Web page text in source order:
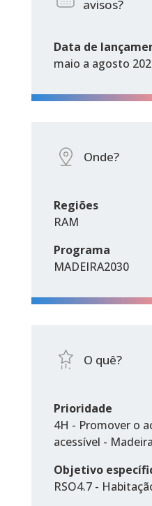
avisos?
Data de
maio a agosto
Onde?
Regiões
RAM
Programa
MADEIRA2030
O quê?
Prioridade
4H - Promover o
acessível - Madeira
Objetivo
RSO4.7 -